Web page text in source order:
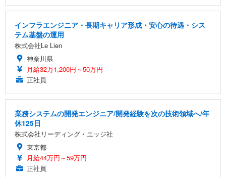
インフラエンジニア・長期キャリア形成・安心の待遇・シス
テム基盤の運用
株式会社Le Lien
神奈川県
月給32万1,200円～50万円
正社員
業務システムの開発エンジニア/開発経験を次の技術領域へ/年
休125日
株式会社リーディング・エッジ社
東京都
月給44万円～59万円
正社員